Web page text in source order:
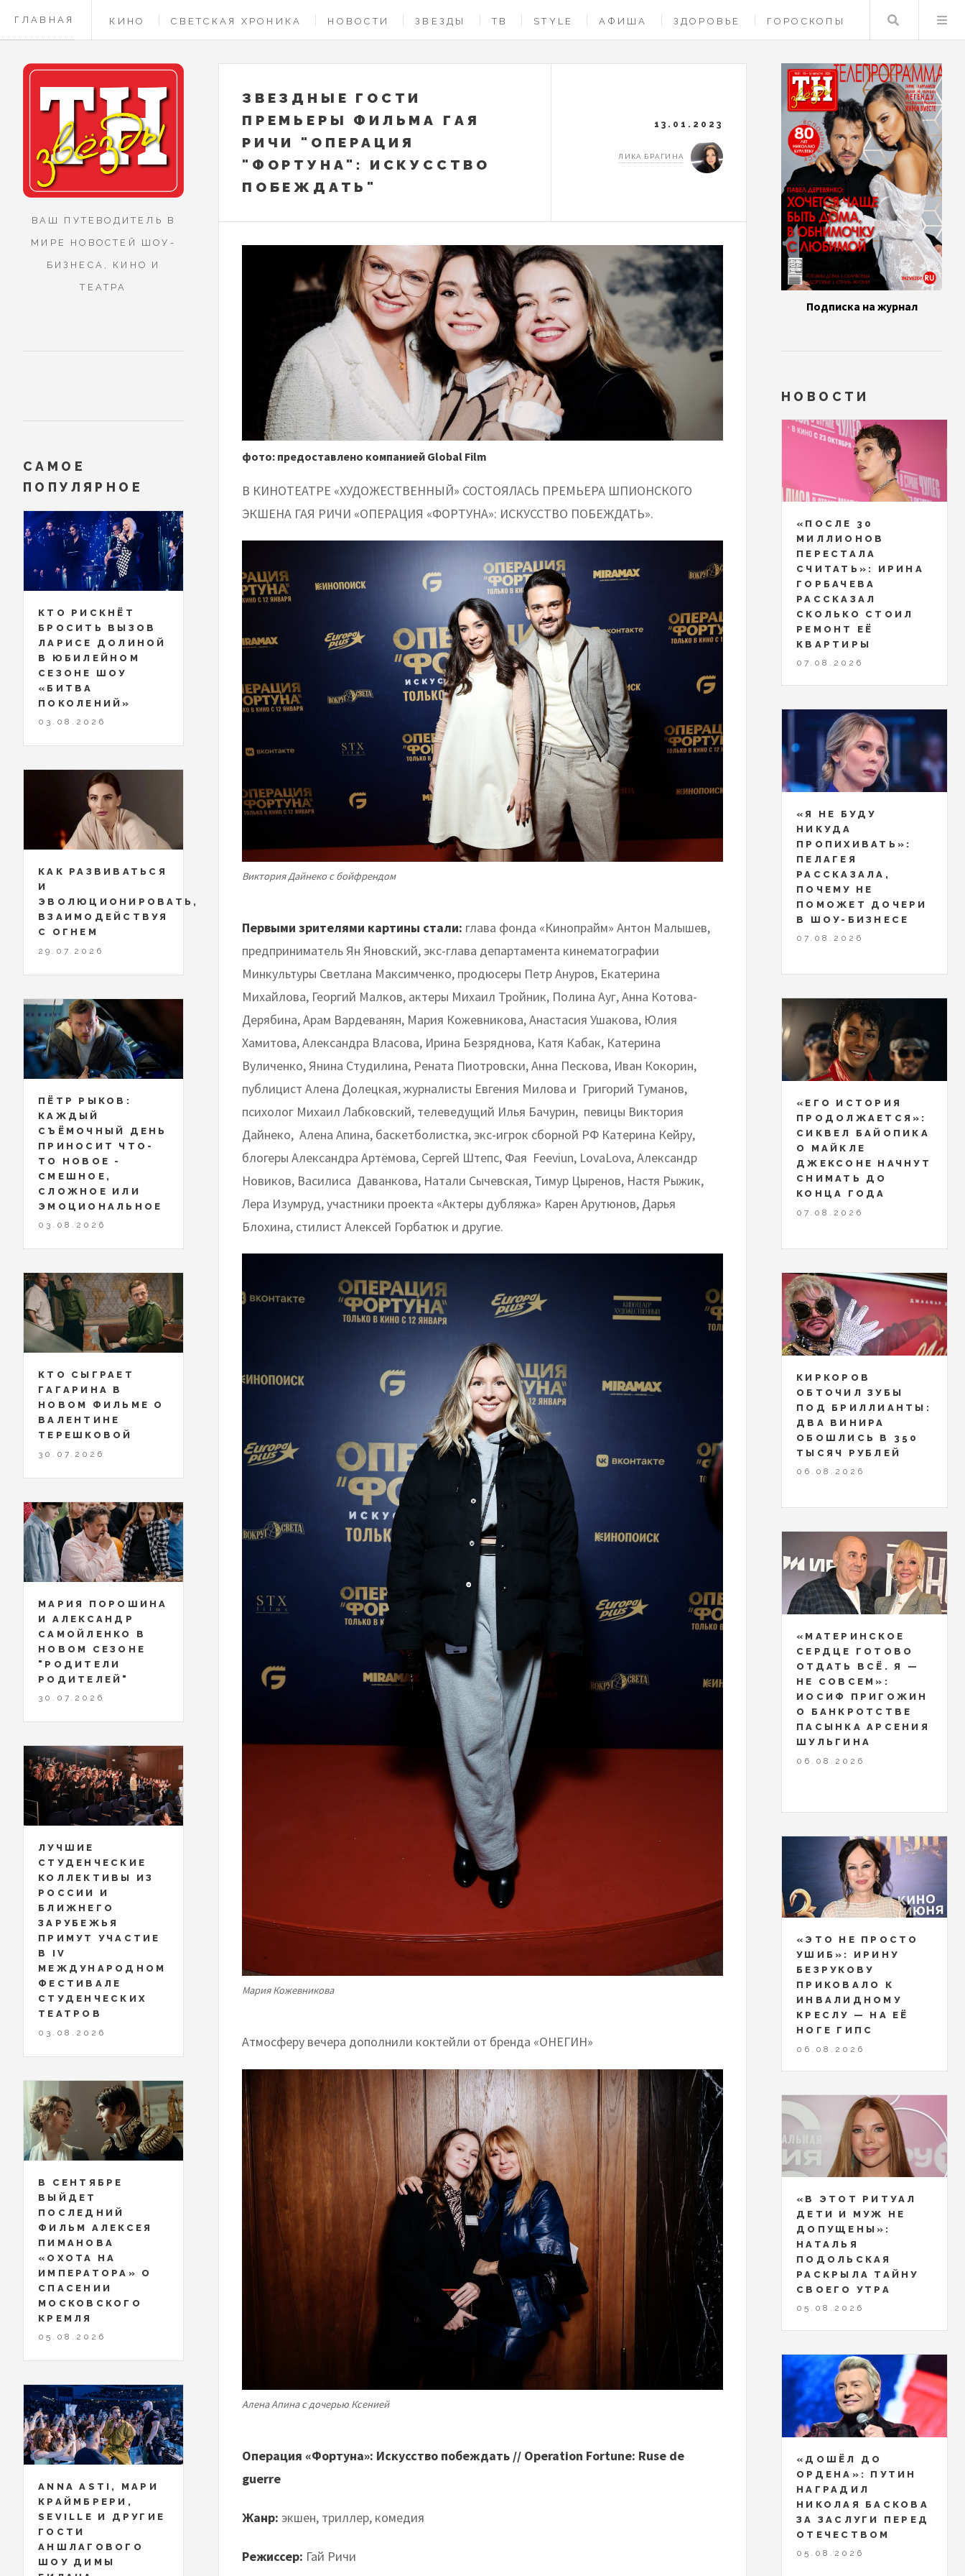
ГЛАВНАЯ КИНО СВЕТСКАЯ ХРОНИКА НОВОСТИ ЗВЕЗДЫ ТВ STYLE АФИША ЗДОРОВЬЕ ГОРОСКОПЫ
КОНТАКТЫ
Поиск
ЗВЕЗДНЫЕ ГОСТИ
ПРЕМЬЕРЫ ФИЛЬМА ГАЯ
РИЧИ "ОПЕРАЦИЯ
"ФОРТУНА": ИСКУССТВО
ПОБЕЖДАТЬ"
13.01.2023
ЛИКА БРАГИНА
фото: предоставлено компанией Global Film
В КИНОТЕАТРЕ «ХУДОЖЕСТВЕННЫЙ» СОСТОЯЛАСЬ ПРЕМЬЕРА ШПИОНСКОГО
ЭКШЕНА ГАЯ РИЧИ «ОПЕРАЦИЯ «ФОРТУНА»: ИСКУССТВО ПОБЕЖДАТЬ».
Виктория Дайнеко с бойфрендом
Первыми зрителями картины стали: глава фонда «Кинопрайм» Антон Малышев,
предприниматель Ян Яновский, экс-глава департамента кинематографии
Минкультуры Светлана Максимченко, продюсеры Петр Ануров, Екатерина
Михайлова, Георгий Малков, актеры Михаил Тройник, Полина Ауг, Анна Котова-
Дерябина, Арам Вардеванян, Мария Кожевникова, Анастасия Ушакова, Юлия
Хамитова, Александра Власова, Ирина Безряднова, Катя Кабак, Катерина
Вуличенко, Янина Студилина, Рената Пиотровски, Анна Пескова, Иван Кокорин,
публицист Алена Долецкая, журналисты Евгения Милова и Григорий Туманов,
психолог Михаил Лабковский, телеведущий Илья Бачурин, певицы Виктория
Дайнеко, Алена Апина, баскетболистка, экс-игрок сборной РФ Катерина Кейру,
блогеры Александра Артёмова, Сергей Штепс, Фая Feeviun, LovaLova, Александр
Новиков, Василиса Даванкова, Натали Сычевская, Тимур Цыренов, Настя Рыжик,
Лера Изумруд, участники проекта «Актеры дубляжа» Карен Арутюнов, Дарья
Блохина, стилист Алексей Горбатюк и другие.
Мария Кожевникова
Атмосферу вечера дополнили коктейли от бренда «ОНЕГИН»
Алена Апина с дочерью Ксенией
Операция «Фортуна»: Искусство побеждать // Operation Fortune: Ruse de
guerre
Жанр: экшен, триллер, комедия
Режиссер: Гай Ричи
ВАШ ПУТЕВОДИТЕЛЬ В
МИРЕ НОВОСТЕЙ ШОУ-
БИЗНЕСА, КИНО И
ТЕАТРА
САМОЕ
ПОПУЛЯРНОЕ
КТО РИСКНЁТ
БРОСИТЬ ВЫЗОВ
ЛАРИСЕ ДОЛИНОЙ
В ЮБИЛЕЙНОМ
СЕЗОНЕ ШОУ
«БИТВА
ПОКОЛЕНИЙ»
03.08.2026
КАК РАЗВИВАТЬСЯ
И
ЭВОЛЮЦИОНИРОВАТЬ,
ВЗАИМОДЕЙСТВУЯ
С ОГНЕМ
29.07.2026
ПЁТР РЫКОВ:
КАЖДЫЙ
СЪЁМОЧНЫЙ ДЕНЬ
ПРИНОСИТ ЧТО-
ТО НОВОЕ -
СМЕШНОЕ,
СЛОЖНОЕ ИЛИ
ЭМОЦИОНАЛЬНОЕ
03.08.2026
КТО СЫГРАЕТ
ГАГАРИНА В
НОВОМ ФИЛЬМЕ О
ВАЛЕНТИНЕ
ТЕРЕШКОВОЙ
30.07.2026
МАРИЯ ПОРОШИНА
И АЛЕКСАНДР
САМОЙЛЕНКО В
НОВОМ СЕЗОНЕ
"РОДИТЕЛИ
РОДИТЕЛЕЙ"
30.07.2026
ЛУЧШИЕ
СТУДЕНЧЕСКИЕ
КОЛЛЕКТИВЫ ИЗ
РОССИИ И
БЛИЖНЕГО
ЗАРУБЕЖЬЯ
ПРИМУТ УЧАСТИЕ
В IV
МЕЖДУНАРОДНОМ
ФЕСТИВАЛЕ
СТУДЕНЧЕСКИХ
ТЕАТРОВ
03.08.2026
В СЕНТЯБРЕ
ВЫЙДЕТ
ПОСЛЕДНИЙ
ФИЛЬМ АЛЕКСЕЯ
ПИМАНОВА
«ОХОТА НА
ИМПЕРАТОРА» О
СПАСЕНИИ
МОСКОВСКОГО
КРЕМЛЯ
05.08.2026
ANNA ASTI, МАРИ
КРАЙМБРЕРИ,
SEVILLE И ДРУГИЕ
ГОСТИ
АНШЛАГОВОГО
ШОУ ДИМЫ
Подписка на журнал
НОВОСТИ
«ПОСЛЕ 30
МИЛЛИОНОВ
ПЕРЕСТАЛА
СЧИТАТЬ»: ИРИНА
ГОРБАЧЕВА
РАССКАЗАЛ
СКОЛЬКО СТОИЛ
РЕМОНТ ЕЁ
КВАРТИРЫ
07.08.2026
«Я НЕ БУДУ
НИКУДА
ПРОПИХИВАТЬ»:
ПЕЛАГЕЯ
РАССКАЗАЛА,
ПОЧЕМУ НЕ
ПОМОЖЕТ ДОЧЕРИ
В ШОУ-БИЗНЕСЕ
07.08.2026
«ЕГО ИСТОРИЯ
ПРОДОЛЖАЕТСЯ»:
СИКВЕЛ БАЙОПИКА
О МАЙКЛЕ
ДЖЕКСОНЕ НАЧНУТ
СНИМАТЬ ДО
КОНЦА ГОДА
07.08.2026
КИРКОРОВ
ОБТОЧИЛ ЗУБЫ
ПОД БРИЛЛИАНТЫ:
ДВА ВИНИРА
ОБОШЛИСЬ В 350
ТЫСЯЧ РУБЛЕЙ
06.08.2026
«МАТЕРИНСКОЕ
СЕРДЦЕ ГОТОВО
ОТДАТЬ ВСЁ. Я —
НЕ СОВСЕМ»:
ИОСИФ ПРИГОЖИН
О БАНКРОТСТВЕ
ПАСЫНКА АРСЕНИЯ
ШУЛЬГИНА
06.08.2026
«ЭТО НЕ ПРОСТО
УШИБ»: ИРИНУ
БЕЗРУКОВУ
ПРИКОВАЛО К
ИНВАЛИДНОМУ
КРЕСЛУ — НА ЕЁ
НОГЕ ГИПС
06.08.2026
«В ЭТОТ РИТУАЛ
ДЕТИ И МУЖ НЕ
ДОПУЩЕНЫ»:
НАТАЛЬЯ
ПОДОЛЬСКАЯ
РАСКРЫЛА ТАЙНУ
СВОЕГО УТРА
05.08.2026
«ДОШЁЛ ДО
ОРДЕНА»: ПУТИН
НАГРАДИЛ
НИКОЛАЯ БАСКОВА
ЗА ЗАСЛУГИ ПЕРЕД
ОТЕЧЕСТВОМ
05.08.2026